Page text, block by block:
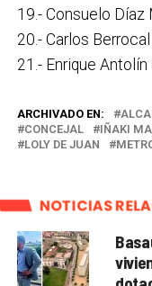
19.- Consuelo Díaz
20.- Carlos
21.- Enrique
ARCHIVADO EN:
CONCEJAL
IÑAKI
LOLY DE JUAN
NOTICIAS